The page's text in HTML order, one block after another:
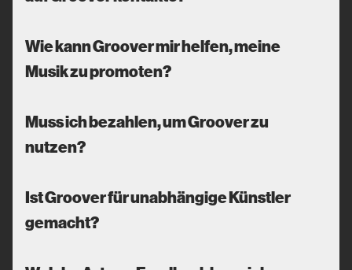
Wie kann Groover mir helfen, meine
Musik zu promoten?
Muss ich bezahlen, um Groover zu
nutzen?
Ist Groover für unabhängige Künstler
gemacht?